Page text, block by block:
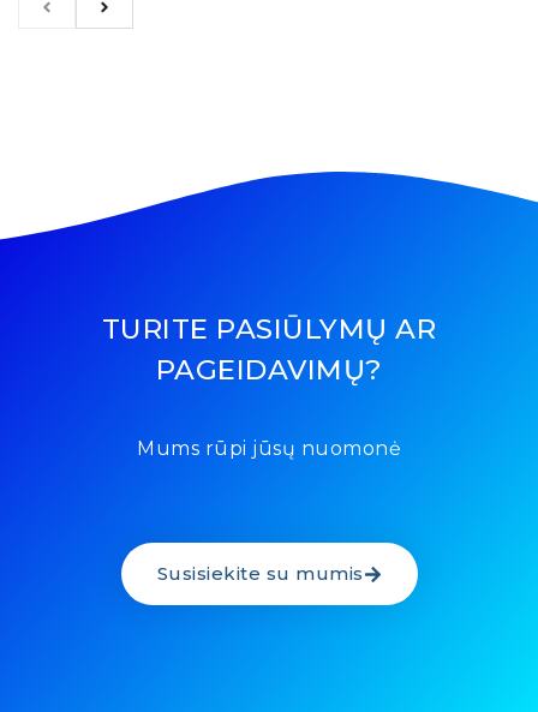
TURITE PASIŪLYMŲ AR
PAGEIDAVIMŲ?
Mums rūpi jūsų nuomonė
Susisiekite su mumis